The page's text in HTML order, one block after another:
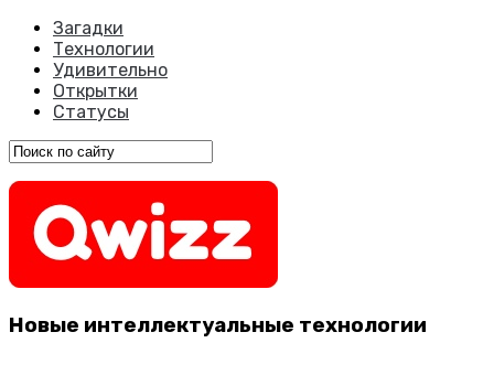
Загадки
Технологии
Удивительно
Открытки
Статусы
Новые интеллектуальные технологии